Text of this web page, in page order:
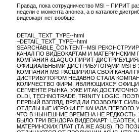
Правда, пока сотрудничество MSI – ПИРИТ
недели с момента анонса, а в каталоге
видеокарт нет вообще.
DETAIL_TEXT_TYPE--html
~DETAIL_TEXT_TYPE--html
SEARCHABLE_CONTENT--MSI
КАНАЛ ПО ВИДЕОКАРТАМ И
КОМПАНИЯ &LAQUO;ПИРИТ-
ОФИЦИАЛЬНЫМИ ДИСТРИБУТОРАМИ MSI В
КОМПАНИЯ MSI РАСШИРИЛА СВОЙ КАНАЛ
ДИСТРИБУТОРОМ НЕДАВНО СТАЛА
КОЛИЧЕСТВО ФИРМ, ЯВЛЯЮЩИХСЯ
СЕГМЕНТЕ РЫНКА, УЖЕ ИТАК ДОСТАТОЧНО
OLDI, TECHNOTRADE, TRINITY LOGIC.
ПЕРВЫЙ ВЗГЛЯД, ВРЯД ЛИ ПОЗВОЛИТ
ОТДЕЛЬНЫЕ ИГРОКИ ЕЕ КАНАЛА
ЧТО В НЫНЕШНИЕ ВРЕМЕНА НЕ
БЫЛО ТРИ ВЕНДОРА ВИДЕОКАРТ: LEADTEK,
МАТЕРИНСКИХ ПЛАТ (ТА ЖЕ ASUS). ПО